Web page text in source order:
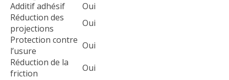
Additif adhésif
Oui
Réduction des
projections
Oui
Protection contre
l’usure
Oui
Réduction de la
friction
Oui